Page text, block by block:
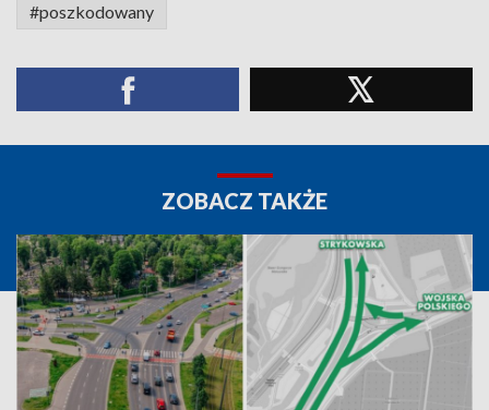
#poszkodowany
ZOBACZ TAKŻE